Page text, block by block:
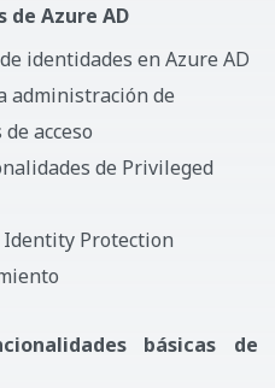
Azure AD
identidades en Azure AD
administración de
acceso
de Privileged
Identity Protection
básicas de